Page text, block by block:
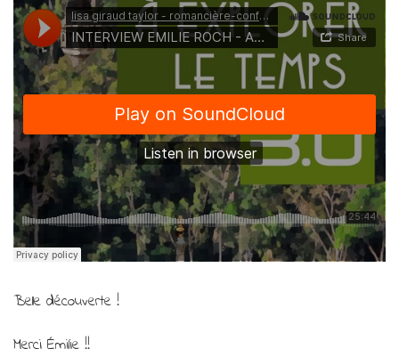
Belle découverte !
Merci Émilie !!